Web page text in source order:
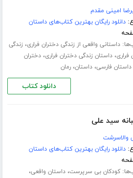
امینی مقدم
دانلود رایگان بهترین کتاب‌های داستان
داستانی واقعی از زندگی دختران فراری، زندگی
فراری،داستان زندگی دختران فراری،دختران
داستان فارسی،داستان،رمان
دانلود کتاب
سید علی
والاسرشت
دانلود رایگان بهترین کتاب‌های داستان
کودکان بی سرپرست،داستان واقعی،